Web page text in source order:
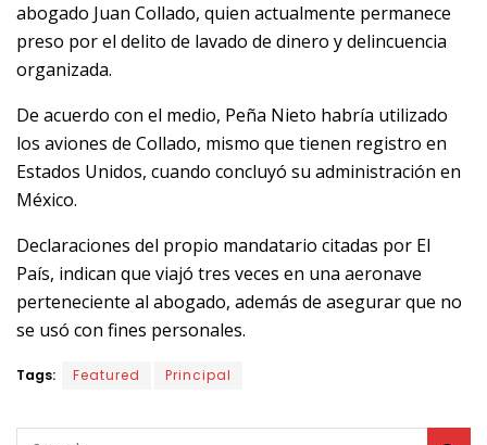
abogado Juan Collado, quien actualmente permanece
preso por el delito de lavado de dinero y delincuencia
organizada.
De acuerdo con el medio, Peña Nieto habría utilizado
los aviones de Collado, mismo que tienen registro en
Estados Unidos, cuando concluyó su administración en
México.
Declaraciones del propio mandatario citadas por El
País, indican que viajó tres veces en una aeronave
perteneciente al abogado, además de asegurar que no
se usó con fines personales.
Tags: Featured Principal